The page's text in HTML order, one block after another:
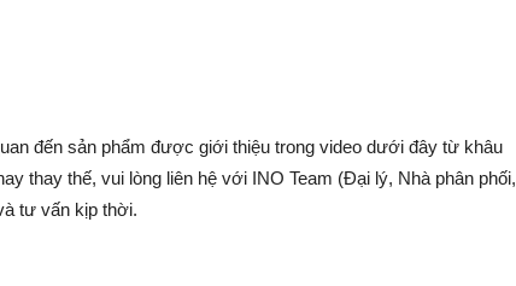
đến sản phẩm được giới thiệu trong video dưới đây từ khâu
thay thế, vui lòng liên hệ với INO Team (Đại lý, Nhà phân phối,
tư vấn kịp thời.